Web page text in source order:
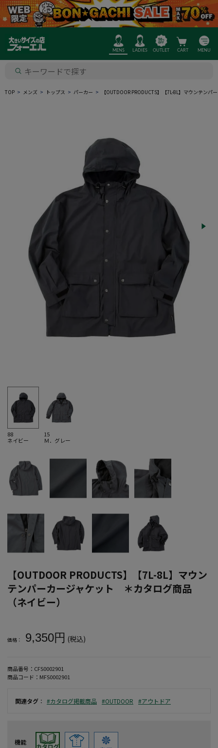
MENS LADIES OUTLET CART MENU
TOP メンズ トップス パーカー 【OUTDOOR PRODUCTS】【7L-8L】マウンテン
88
ネイビー
15
Ｍ．グレー
【OUTDOOR PRODUCTS】【7L-8L】マウン
テンパーカージャケット ＊カタログ商品
（ネイビー）
価格： 9,350円 (税込)
商品番号： CFS0002901
商品コード： MFS0002901
関連タグ ： #カタログ掲載商品 #OUTDOOR #アウトドア
機能